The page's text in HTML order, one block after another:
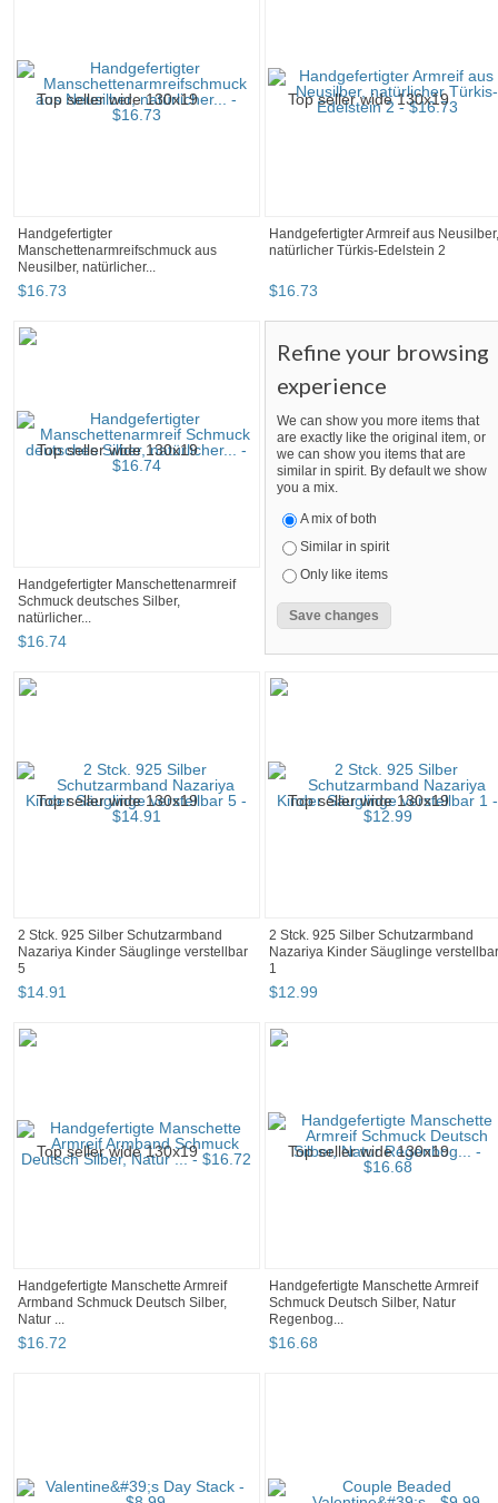
Handgefertigter
Manschettenarmreifschmuck aus
Neusilber, natürlicher...
$16.73
Handgefertigter Armreif aus Neusilber,
natürlicher Türkis-Edelstein 2
$16.73
Handgefertigter Manschettenarmreif
Schmuck deutsches Silber,
natürlicher...
$16.74
Refine your browsing
experience
We can show you more items that
are exactly like the original item, or
we can show you items that are
similar in spirit. By default we show
you a mix.
A mix of both
Similar in spirit
Only like items
2 Stck. 925 Silber Schutzarmband
Nazariya Kinder Säuglinge verstellbar
5
$14.91
2 Stck. 925 Silber Schutzarmband
Nazariya Kinder Säuglinge verstellbar
1
$12.99
Handgefertigte Manschette Armreif
Armband Schmuck Deutsch Silber,
Natur ...
$16.72
Handgefertigte Manschette Armreif
Schmuck Deutsch Silber, Natur
Regenbog...
$16.68